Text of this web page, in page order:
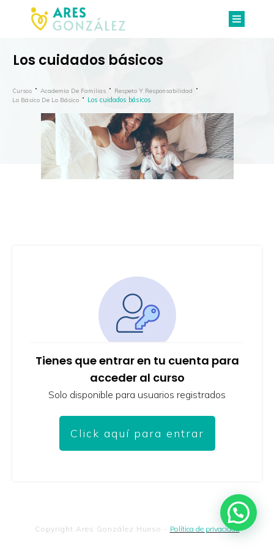
Los cuidados básicos
Cursos Academia De Familias
Respeto Y Responsabilidad
Lo Básico De Lo Básico
Los cuidados básicos
Tienes que entrar en tu cuenta para
acceder al curso
Solo disponible para usuarios registrados
Click aquí para entrar
Copyright Ares González Hueso - Política de privacidad